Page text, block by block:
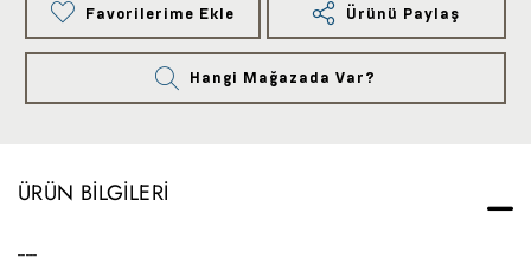
Favorilerime Ekle Ürünü Paylaş
Hangi Mağazada Var?
ÜRÜN BILGILERI
-----